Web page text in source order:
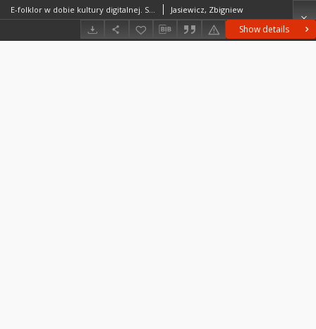
Show details
E-folklor w dobie kultury digitalnej. Szkice i studia, Violetta Krawczyk-Wasilewska, Wydawnictwo Uniwersytetu Łódzkiego, Łódź 2016, ss. 164; Folklore in the Digital Age. Collected Essays, Wydawnictwo Uniwersytetu Łódzkiego i Wydawnictwo Uniwersytetu Jagiellońskiego, Łódź-Kraków 2016, ss. 149 : [recenzja] Jasiewicz, Zbigniew